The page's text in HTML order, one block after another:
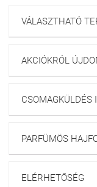
VÁLASZTHATÓ
AKCIÓKRÓL
CSOMAGKÜLDÉS
PARFÜMÖS
ELÉRHETŐSÉG